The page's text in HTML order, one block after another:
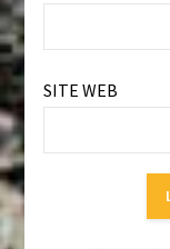
SITE WEB